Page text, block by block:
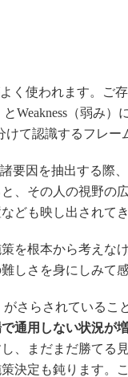
く使われます。ご
Weakness（弱み
けて認識するフレー
要因を抽出する際
、その人の視野の
ども映し出されてき
を根本から考えな
しさを身にしみて
さらされているこ
で通用しない状況が
、まだまだ勝てる
決定も鈍ります。